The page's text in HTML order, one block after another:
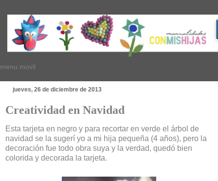
menu movil
jueves, 26 de diciembre de 2013
Creatividad en Navidad
Esta tarjeta en negro y para recortar en verde el árbol de
navidad se la sugerí yo a mi hija pequeña (4 años), pero la
decoración fue todo obra suya y la verdad, quedó bien
colorida y decorada la tarjeta.